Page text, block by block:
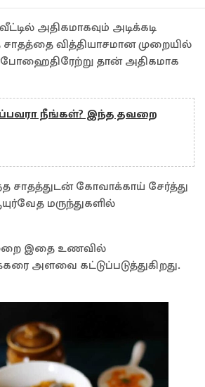
அதிகமாகவும் அடிக்கடி
வித்தியாசமான முறையில்
காபோஹைதிரேற்று தான் அதிகமாக
நீங்கள்? இந்த தவறை
சாதத்துடன் கோவாக்காய் சேர்த்து
மருந்துகளில்
இதை உணவில்
அளவை கட்டுப்படுத்துகிறது.